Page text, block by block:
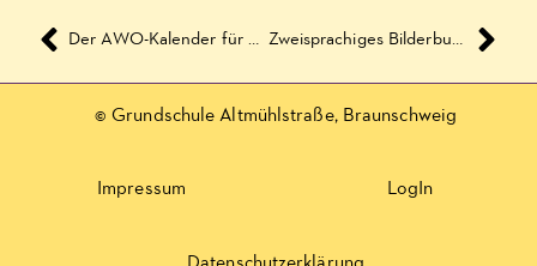
Der AWO-Kalender für Oktober 2018 Zweisprachiges Bilderbuchkino – Chinesisch und Deutsch: Wolf Erlbruch: Leonard
© Grundschule Altmühlstraße, Braunschweig
Impressum LogIn